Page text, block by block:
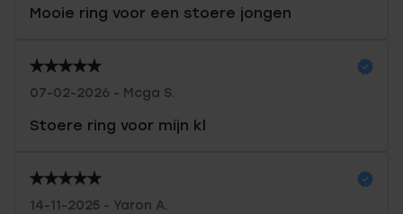
Mooie ring voor een stoere jongen
07-02-2026 - Mcga S.
Stoere ring voor mijn kl
14-11-2025 - Yaron A.